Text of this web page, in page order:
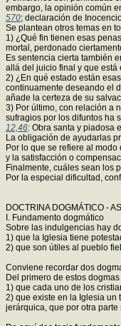
embargo, la opinión común
570; declaración de
Se plantean otros temas en
1) ¿Qué fin tienen esas
mortal, perdonado
Es sentencia cierta también
allá del juicio final y que
2) ¿En qué estado están
continuamente deseando el
añade la certeza de su
3) Por último, con relación a
sufragios por los difuntos ha
12,46: Obra santa y piadosa
La obligación de ayudarlas
Por lo que se refiere al
y la satisfacción o
Finalmente, cuáles sean los
Por la especial dificultad,
DOCTRINA DOGMÁTICO -
I. Fundamento dogmático
Sobre las indulgencias hay
1) que la Iglesia tiene
2) que son útiles al pueblo
Conviene recordar dos
Del primero de estos
1) que cada uno de los
2) que existe en la Iglesia un
jerárquica, que por otra